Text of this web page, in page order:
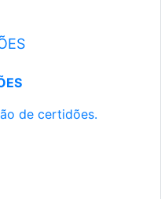
de certidões.